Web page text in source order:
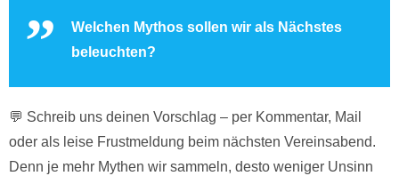
Welchen Mythos sollen wir als Nächstes
beleuchten?
💬 Schreib uns deinen Vorschlag – per Kommentar, Mail
oder als leise Frustmeldung beim nächsten Vereinsabend.
Denn je mehr Mythen wir sammeln, desto weniger Unsinn